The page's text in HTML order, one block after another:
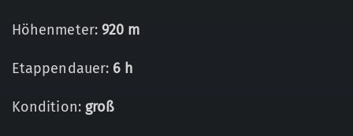
Höhenmeter: 920 m
Etappendauer: 6 h
Kondition: groß